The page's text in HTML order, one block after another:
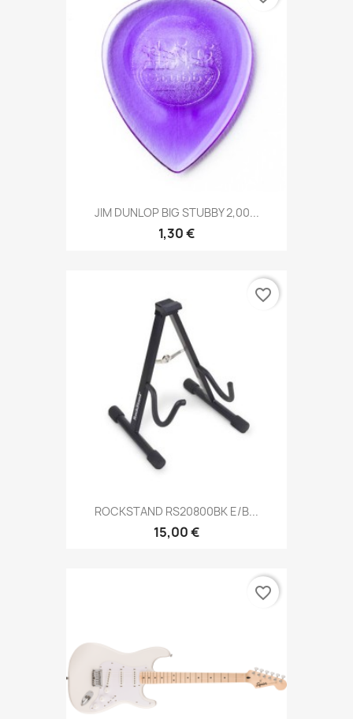
JIM DUNLOP BIG STUBBY 2,00...
1,30 €
ROCKSTAND RS20800BK E/B...
15,00 €
favorite_border
favorite_border